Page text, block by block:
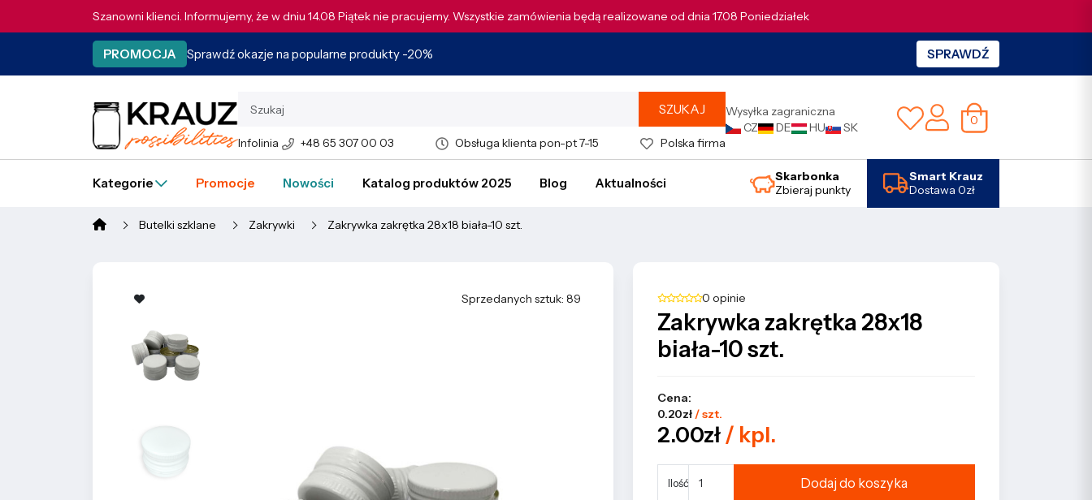
Szanowni klienci. Informujemy, że w dniu 14.08 Piątek nie pracujemy. Wszystkie zamówienia będą realizowane od dnia 17.08 Poniedziałek
PROMOCJA Sprawdź okazje na popularne produkty -20% SPRAWDŹ
SZUKAJ
Infolinia +48 65 307 00 03 Obsługa klienta pon-pt 7-15 Polska firma
Wysyłka zagraniczna
CZ
DE HU SK 0
Kategorie Promocje Nowości Katalog produktów 2025 Blog Aktualności
Skarbonka
Zbieraj punkty
Smart Krauz
Dostawa 0zł
Butelki szklane Zakrywki Zakrywka zakrętka 28x18 biała-10 szt.
Sprzedanych sztuk: 89 0 opinie
Zakrywka zakrętka 28x18
biała-10 szt.
Cena:
0.20zł / szt.
2.00zł/ kpl.
Ilość Dodaj do koszyka